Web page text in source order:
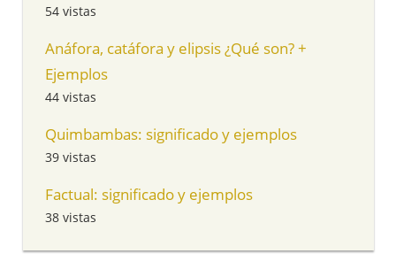
54 vistas
Anáfora, catáfora y elipsis ¿Qué son? +
Ejemplos
44 vistas
Quimbambas: significado y ejemplos
39 vistas
Factual: significado y ejemplos
38 vistas